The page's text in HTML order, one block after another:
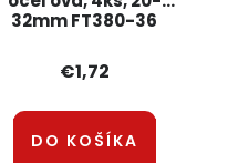
32mm FT380-36
€1,72
DO KOŠÍKA